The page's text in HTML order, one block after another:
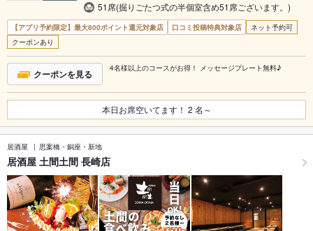
51席(掘りごたつ式の半個室含め51席ございます。)
【アプリ予約限定】最大800ポイント還元対象店 口コミ投稿特典対象店
ネット予約可
クーポンあり
クーポンを見る 4名様以上のコースがお得！ メッセージプレート無料♪
本日お席空いてます！ 2 名～
居酒屋 思案橋・銅座・新地
居酒屋 土間土間 長崎店